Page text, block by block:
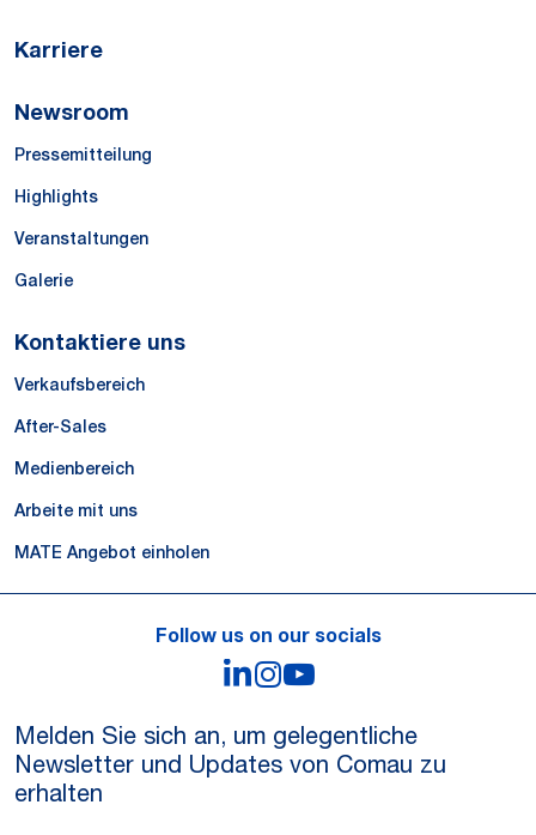
Karriere
Newsroom
Pressemitteilung
Highlights
Veranstaltungen
Galerie
Kontaktiere uns
Verkaufsbereich
After-Sales
Medienbereich
Arbeite mit uns
MATE Angebot einholen
Follow us on our socials
LinkedIn
Instagram
Melden Sie sich an, um gelegentliche
Newsletter und Updates von Comau zu
erhalten